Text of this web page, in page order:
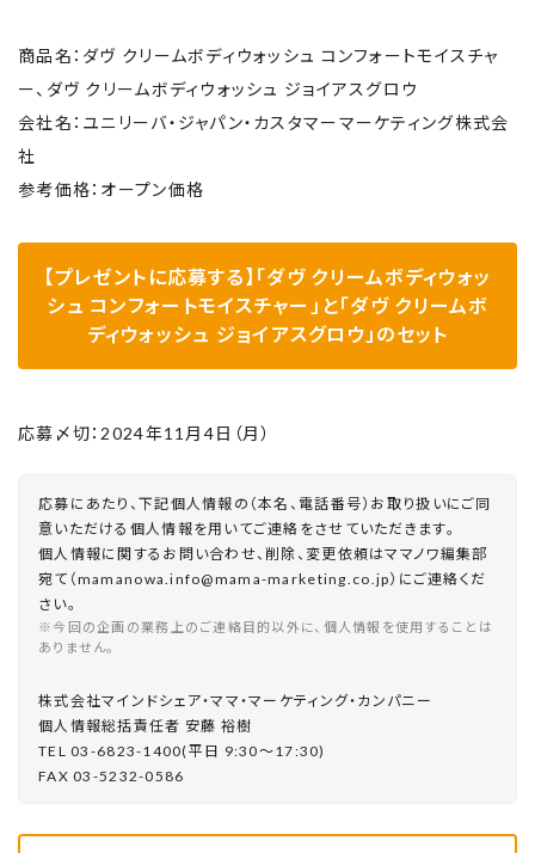
商品名：ダヴ クリームボディウォッシュ コンフォートモイスチャ
ー、ダヴ クリームボディウォッシュ ジョイアスグロウ
会社名：ユニリーバ・ジャパン・カスタマーマーケティング株式会
社
参考価格：オープン価格
【プレゼントに応募する】「ダヴ クリームボディウォッ
シュ コンフォートモイスチャー」と「ダヴ クリームボ
ディウォッシュ ジョイアスグロウ」のセット
応募〆切：2024年11月4日（月）
応募にあたり、下記個人情報の（本名、電話番号）お取り扱いにご同
意いただける個人情報を用いてご連絡をさせていただきます。
個人情報に関するお問い合わせ、削除、変更依頼はママノワ編集部
宛て（mamanowa.info@mama-marketing.co.jp）にご連絡くだ
さい。
※今回の企画の業務上のご連絡目的以外に、個人情報を使用することは
ありません。
株式会社マインドシェア・ママ・マーケティング・カンパニー
個⼈情報総括責任者 安藤 裕樹
TEL 03-6823-1400(平⽇ 9:30〜17:30)
FAX 03-5232-0586